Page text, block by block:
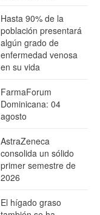
Hasta 90% de la
población presentará
algún grado de
enfermedad venosa
en su vida
FarmaForum
Dominicana: 04
agosto
AstraZeneca
consolida un sólido
primer semestre de
2026
El hígado graso